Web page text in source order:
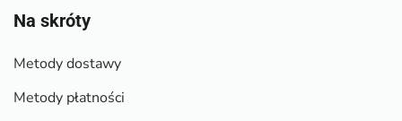
Na skróty
Metody dostawy
Metody płatności